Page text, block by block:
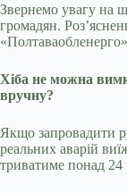
Звернемо увагу на
громадян.
Хіба не можна
вручну?
Якщо запровадити
реальних аварій
триватиме понад 24